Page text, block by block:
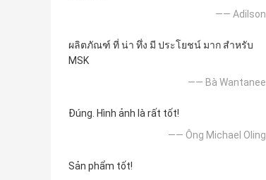
—— Adilson
ผลิตภัณฑ์ ที่ น่า ทึ่ง มี ประโยชน์ มาก สำหรับ
MSK
—— Bà Wantanee
Đúng. Hình ảnh là rất tốt!
—— Ông Michael Oling
Sản phẩm tốt!